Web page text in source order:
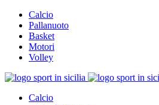
Calcio
Pallanuoto
Basket
Motori
Volley
Calcio